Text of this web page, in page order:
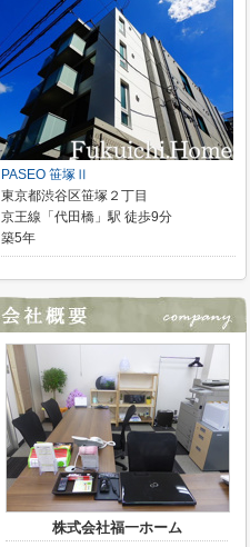
PASEO 笹塚Ⅱ
東京都渋谷区笹塚２丁目
京王線「代田橋」駅 徒歩9分
築5年
株式会社福一ホーム